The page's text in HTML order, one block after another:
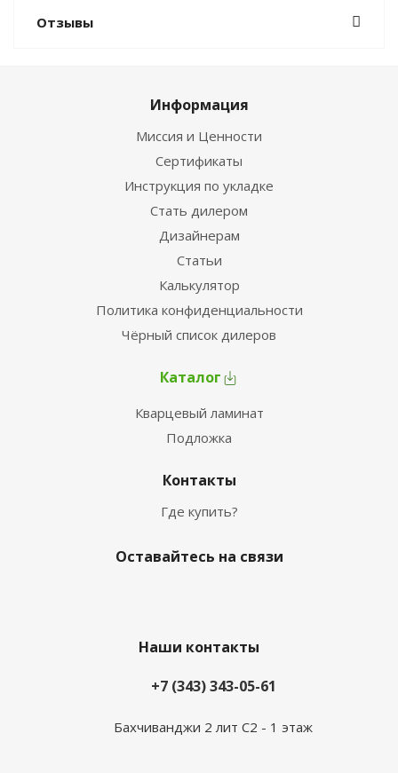
Отзывы
Информация
Миссия и Ценности
Сертификаты
Инструкция по укладке
Стать дилером
Дизайнерам
Статьи
Калькулятор
Политика конфиденциальности
Чёрный список дилеров
Каталог
Кварцевый ламинат
Подложка
Контакты
Где купить?
Оставайтесь на связи
Наши контакты
+7 (343) 343-05-61
Бахчиванджи 2 лит С2 - 1 этаж